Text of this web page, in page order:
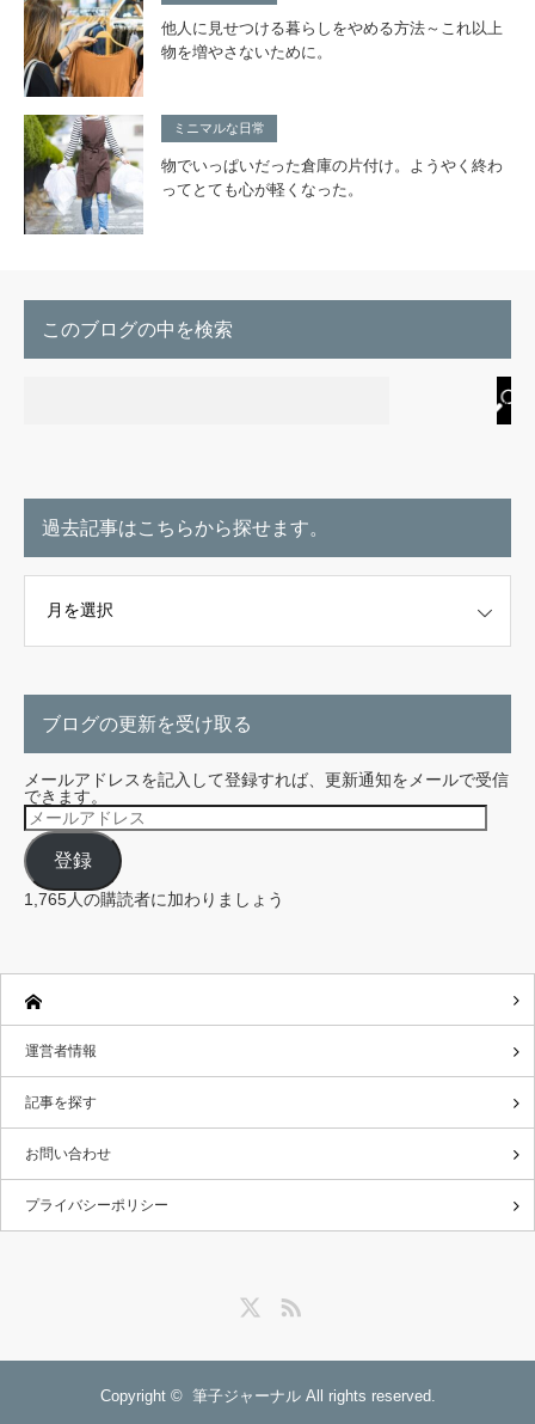
他人に見せつける暮らしをやめる方法～これ以上
物を増やさないために。
ミニマルな日常
物でいっぱいだった倉庫の片付け。ようやく終わ
ってとても心が軽くなった。
このブログの中を検索
過去記事はこちらから探せます。
ブログの更新を受け取る
メールアドレスを記入して登録すれば、更新通知をメールで受信
できます。
メ
ー
ル
ア
ド
レ
ス
登録
1,765人の購読者に加わりましょう
運営者情報
記事を探す
お問い合わせ
プライバシーポリシー
Copyright © 筆子ジャーナルAll rights reserved.